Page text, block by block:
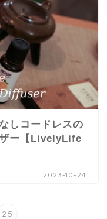
しコードレスの
ー【LivelyLife
2023-10-24
25